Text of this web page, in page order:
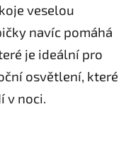
veselou
navíc pomáhá
je ideální pro
osvětlení, které
v noci.